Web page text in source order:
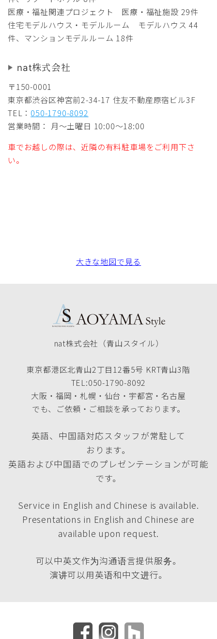
医療・福祉関連プロジェクト 医療・福祉施設 29件
住宅モデルハウス・モデルルーム モデルハウス 44
件、マンションモデルルーム 18件
nat株式会社
〒150-0001
東京都渋谷区神宮前2-34-17 住友不動産原宿ビル3F
TEL： 050-1790-8092
営業時間： 月～土曜日 10:00～18:00
車でお越しの際は、近隣の有料駐車場をご利用下さ
い。
大きな地図で見る
nat株式会社（青山スタイル）
東京都港区北青山2丁目12番5号 KRT青山3階
TEL:050-1790-8092
大阪・福岡・札幌・仙台・宇都宮・名古屋
でも、ご依頼・ご相談を承っております。
英語、中国語対応スタッフが常駐して
おります。
英語および中国語でのプレゼンテーションが可能
です。
Service in English and Chinese is available.
Presentations in English and Chinese are
available upon request.
可以中英文作为沟通语言提供服务。
演讲可以用英语和中文进行。